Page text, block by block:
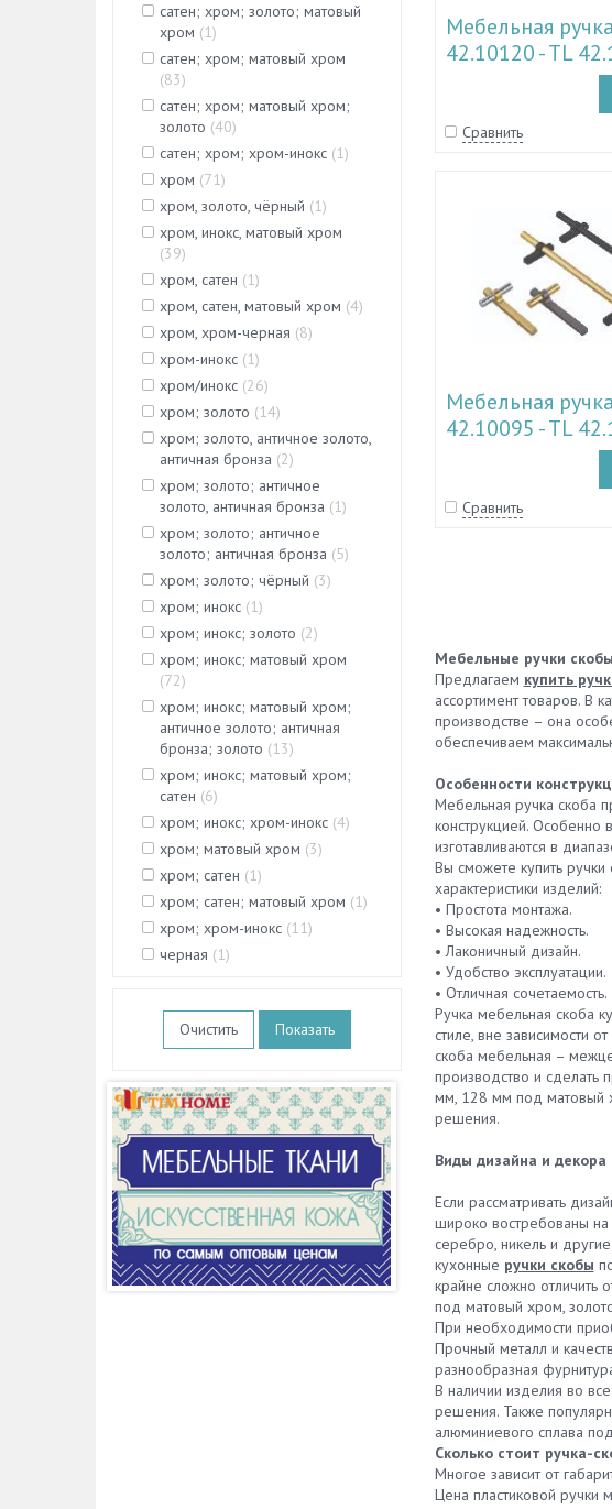
Мебельная
42.10120 - TL
Сравнить
Мебельная
42.10095 - TL
Сравнить
Мебельные ручки
Предлагаем купить
ассортимент товаров. В
производстве – она
обеспечиваем
Особенности
Мебельная ручка скоба
конструкцией.
изготавливаются в
Вы сможете купить
характеристики изделий:
• Простота монтажа.
• Высокая надежность.
• Лаконичный дизайн.
• Удобство эксплуатации.
• Отличная сочетаемость.
Ручка мебельная скоба
стиле, вне зависимости
скоба мебельная –
производство и
мм, 128 мм под матовый
решения.
Виды дизайна и декора
Если рассматривать
широко востребованы
серебро, никель и
кухонные ручки скобы
крайне сложно отличить
под матовый хром,
При необходимости
Прочный металл и
разнообразная
В наличии изделия во
решения. Также
алюминиевого сплава
Сколько стоит ручка-
Многое зависит от
Цена пластиковой ручки
сатен; хром; золото; матовый
хром (1)
сатен; хром; матовый хром
(83)
сатен; хром; матовый хром;
золото (40)
сатен; хром; хром-инокс (1)
хром (71)
хром, золото, чёрный (1)
хром, инокс, матовый хром
(39)
хром, сатен (1)
хром, сатен, матовый хром (4)
хром, хром-черная (8)
хром-инокс (1)
хром/инокс (26)
хром; золото (14)
хром; золото, античное золото,
античная бронза (2)
хром; золото; античное
золото, античная бронза (1)
хром; золото; античное
золото; античная бронза (5)
хром; золото; чёрный (3)
хром; инокс (1)
хром; инокс; золото (2)
хром; инокс; матовый хром
(72)
хром; инокс; матовый хром;
античное золото; античная
бронза; золото (13)
хром; инокс; матовый хром;
сатен (6)
хром; инокс; хром-инокс (4)
хром; матовый хром (3)
хром; сатен (1)
хром; сатен; матовый хром (1)
хром; хром-инокс (11)
черная (1)
Очистить